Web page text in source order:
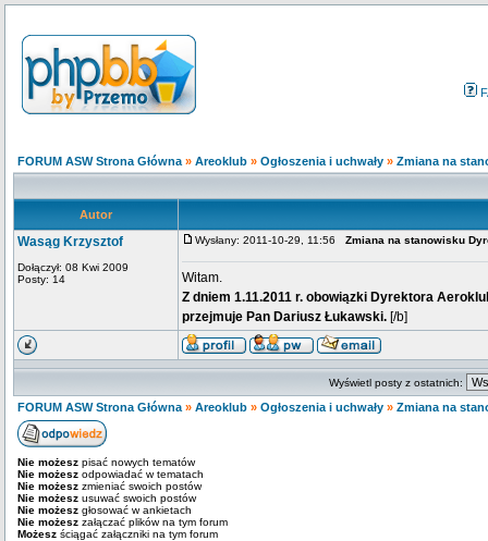
FORUM ASW Strona Główna » Areoklub » Ogłoszenia i uchwały » Zmiana na
Autor
Wasąg Krzysztof
Dołączył: 08 Kwi 2009
Posty: 14
Wysłany: 2011-10-29, 11:56 Zmiana na stanowisku
Witam.
Z dniem 1.11.2011 r. obowiązki Dyrektora
przejmuje Pan Dariusz Łukawski. [/b]
Wyświetl posty z ostatnich:
FORUM ASW Strona Główna » Areoklub » Ogłoszenia i uchwały » Zmiana na
Nie możesz pisać nowych tematów
Nie możesz odpowiadać w tematach
Nie możesz zmieniać swoich postów
Nie możesz usuwać swoich postów
Nie możesz głosować w ankietach
Nie możesz załączać plików na tym forum
Możesz ściągać załączniki na tym forum